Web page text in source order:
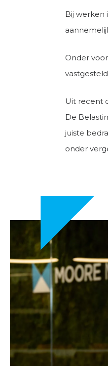
Bij werken
Onder
Uit recent
De
juiste
onder